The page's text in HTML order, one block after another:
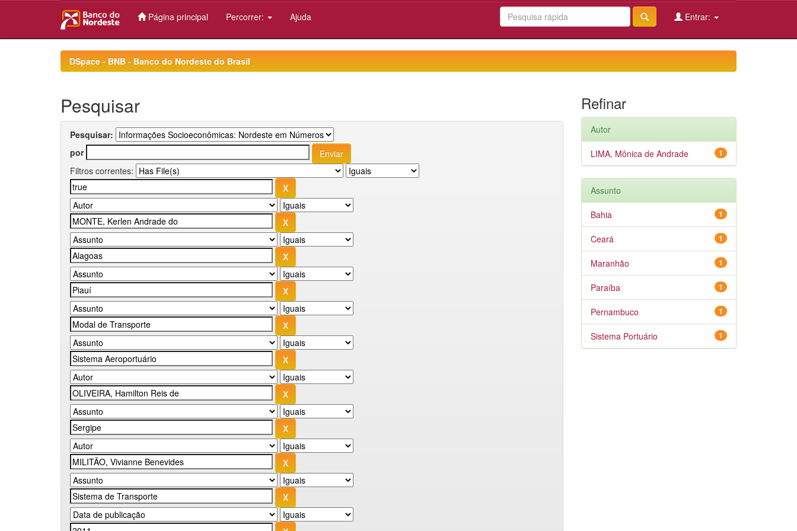
Página principal Percorrer: Ajuda Entrar:
DSpace - BNB - Banco do Nordeste do Brasil
Pesquisar
Pesquisar:
por
Filtros correntes:
Refinar
Autor
1
LIMA, Mônica de Andrade
Assunto
1
Bahia
1
Ceará
1
Maranhão
1
Paraíba
1
Pernambuco
1
Sistema Portuário